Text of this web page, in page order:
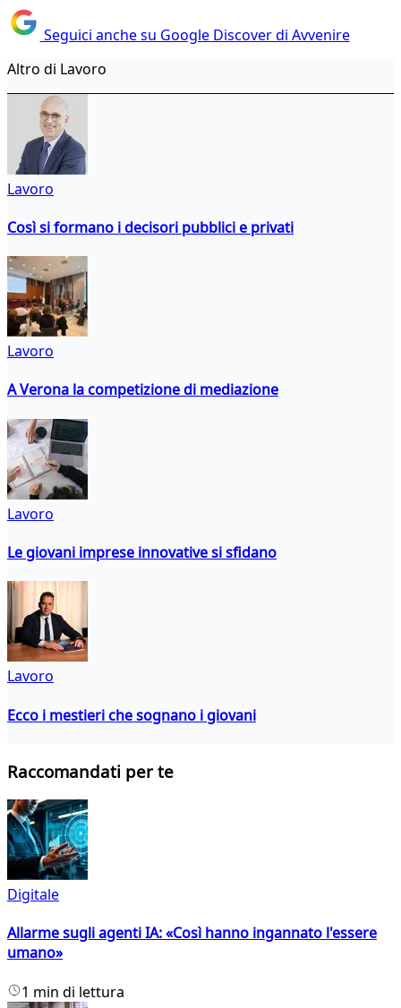
Seguici anche su Google Discover di Avvenire
Altro di Lavoro
Lavoro
Così si formano i decisori pubblici e privati
Lavoro
A Verona la competizione di mediazione
Lavoro
Le giovani imprese innovative si sfidano
Lavoro
Ecco i mestieri che sognano i giovani
Raccomandati per te
Digitale
Allarme sugli agenti IA: «Così hanno ingannato l'essere
umano»
1 min di lettura